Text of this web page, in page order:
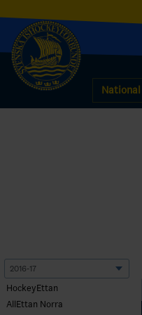
National
HockeyEttan
AllEttan Norra